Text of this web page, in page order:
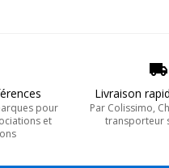
pour
et
Livraison
Par Colissimo,
transporteur